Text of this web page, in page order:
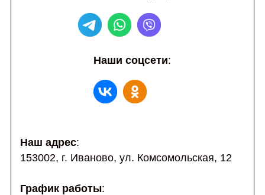
Наши соцсети:
Наш адрес:
153002, г. Иваново, ул. Комсомольская, 12
График работы: